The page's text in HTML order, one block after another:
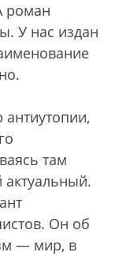
роман
У нас издан
там
актуальный.
Он об
— мир, в